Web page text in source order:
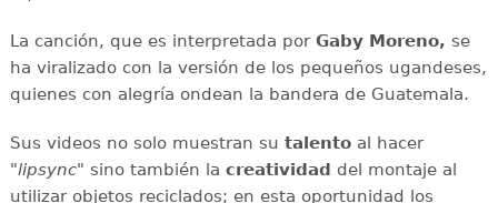
La canción, que es interpretada por Gaby Moreno, se
ha viralizado con la versión de los pequeños ugandeses,
quienes con alegría ondean la bandera de Guatemala.
Sus videos no solo muestran su talentoal hacer
"lipsync" sino también la creatividad del montaje al
utilizar objetos reciclados; en esta oportunidad los